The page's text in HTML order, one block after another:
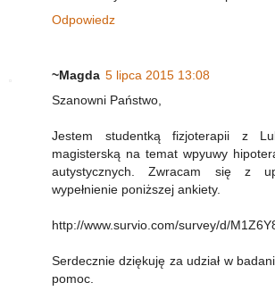
Odpowiedz
~Magda 5 lipca 2015 13:08
Szanowni Państwo,
Jestem studentką fizjoterapii z
magisterską na temat wpyuwy
autystycznych. Zwracam się z
wypełnienie poniższej ankiety.
http://www.survio.com/survey/d/
Serdecznie dziękuję za udział w
pomoc.